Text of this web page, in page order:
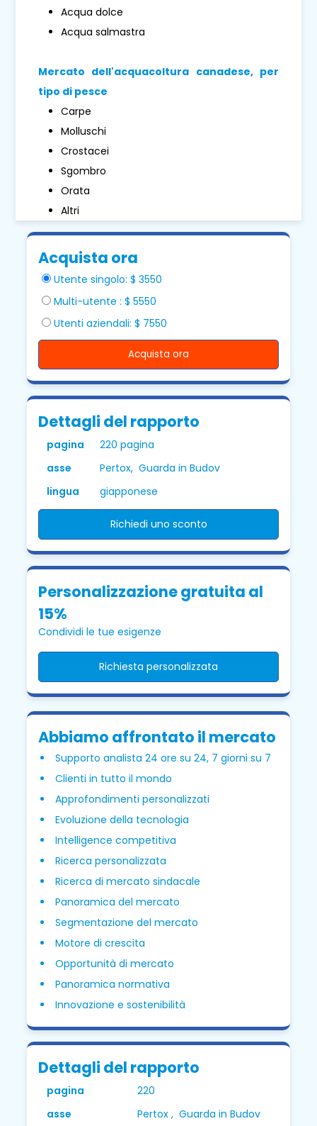
Acqua dolce
Acqua salmastra
Mercato dell'acquacoltura canadese, per
tipo di pesce
Carpe
Molluschi
Crostacei
Sgombro
Orata
Altri
Acquista ora
Utente singolo: $ 3550
Multi-utente : $ 5550
Utenti aziendali: $ 7550
Acquista ora
Dettagli del rapporto
pagina
220 pagina
asse
Pertox, Guarda in Budov
lingua
giapponese
Richiedi uno sconto
Personalizzazione gratuita al
15%
Condividi le tue esigenze
Richiesta personalizzata
Abbiamo affrontato il mercato
Supporto analista 24 ore su 24, 7 giorni su 7
Clienti in tutto il mondo
Approfondimenti personalizzati
Evoluzione della tecnologia
Intelligence competitiva
Ricerca personalizzata
Ricerca di mercato sindacale
Panoramica del mercato
Segmentazione del mercato
Motore di crescita
Opportunità di mercato
Panoramica normativa
Innovazione e sostenibilità
Dettagli del rapporto
pagina
220
asse
Pertox , Guarda in Budov